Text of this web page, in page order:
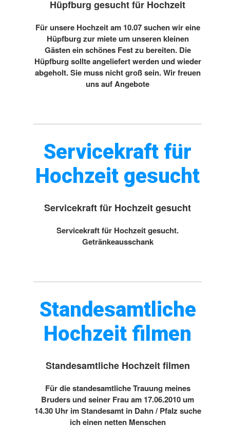
Hüpfburg gesucht für Hochzeit
Für unsere Hochzeit am 10.07 suchen wir eine
Hüpfburg zur miete um unseren kleinen
Gästen ein schönes Fest zu bereiten. Die
Hüpfburg sollte angeliefert werden und wieder
abgeholt. Sie muss nicht groß sein. Wir freuen
uns auf Angebote
Servicekraft für
Hochzeit gesucht
Servicekraft für Hochzeit gesucht
Servicekraft für Hochzeit gesucht.
Getränkeausschank
Standesamtliche
Hochzeit filmen
Standesamtliche Hochzeit filmen
Für die standesamtliche Trauung meines
Bruders und seiner Frau am 17.06.2010 um
14.30 Uhr im Standesamt in Dahn / Pfalz suche
ich einen netten Menschen